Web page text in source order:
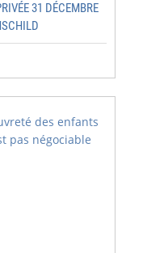
31 DÉCEMBRE